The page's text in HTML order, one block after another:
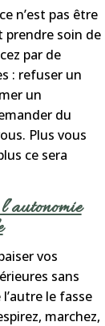
n’est pas être
prendre soin de
par de
: refuser un
un
du
Plus vous
ce sera
vos
sans
le fasse
marchez,